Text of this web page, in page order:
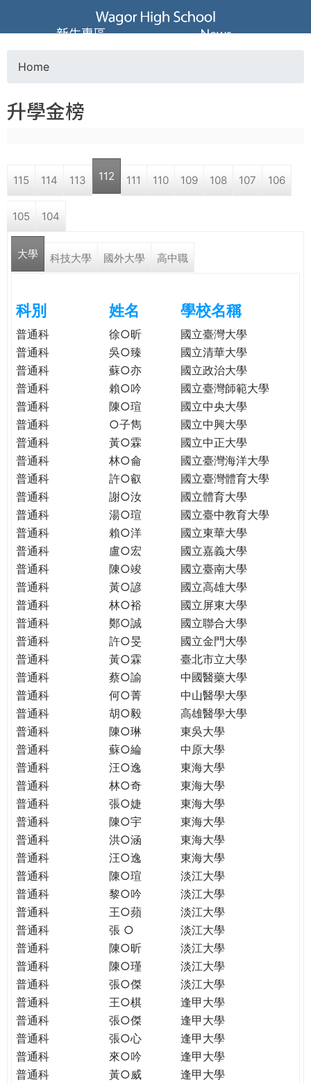
Jump to navigation
葳
格
高
學
格。
民。
WAGOR
TODAY
THE
WORLD
TOMORROW
PUTTING
YOU
THE
PATH
GLOBAL
CITIZENSHIP
o
a
r
e
e
r
e
Home
升學金榜
115 114 113 112 111 110 109 108 107 106
105 104
大學 科技大學 國外大學 高中職
科別 姓名 學校名稱
普通科 徐○昕
國立臺灣大學
普通科
吳○臻
國立清華大學
普通科
蘇○亦
國立政治大學
普通科
賴○吟
國立臺灣師範大學
普通科
陳○瑄
國立中央大學
普通科
○子雋
國立中興大學
普通科
黃○霖
國立中正大學
普通科
林○侖
國立臺灣海洋大學
普通科
許○叡
國立臺灣體育大學
普通科
謝○汝
國立體育大學
普通科
湯○瑄
國立臺中教育大學
普通科
賴○洋
國立東華大學
普通科
盧○宏
國立嘉義大學
普通科
陳○竣
國立臺南大學
普通科
黃○諺
國立高雄大學
普通科
林○裕
國立屏東大學
普通科
鄭○誠
國立聯合大學
普通科
許○旻
國立金門大學
普通科
黃○霖
臺北市立大學
普通科
蔡○諭
中國醫藥大學
普通科
何○菁
中山醫學大學
普通科
胡○毅
高雄醫學大學
普通科
陳○琳
東吳大學
普通科
蘇○綸
中原大學
普通科
汪○逸
東海大學
普通科
林○奇
東海大學
普通科
張○婕
東海大學
普通科
陳○宇
東海大學
普通科
洪○涵
東海大學
普通科
汪○逸
東海大學
普通科
陳○瑄
淡江大學
普通科
黎○吟
淡江大學
普通科
王○蘋
淡江大學
普通科
張 ○
淡江大學
普通科
陳○昕
淡江大學
普通科
陳○瑾
淡江大學
普通科
張○傑
淡江大學
普通科
王○棋
逢甲大學
普通科
張○傑
逢甲大學
普通科
張○心
逢甲大學
普通科
來○吟
逢甲大學
普通科
黃○威
逢甲大學
新生專區 News